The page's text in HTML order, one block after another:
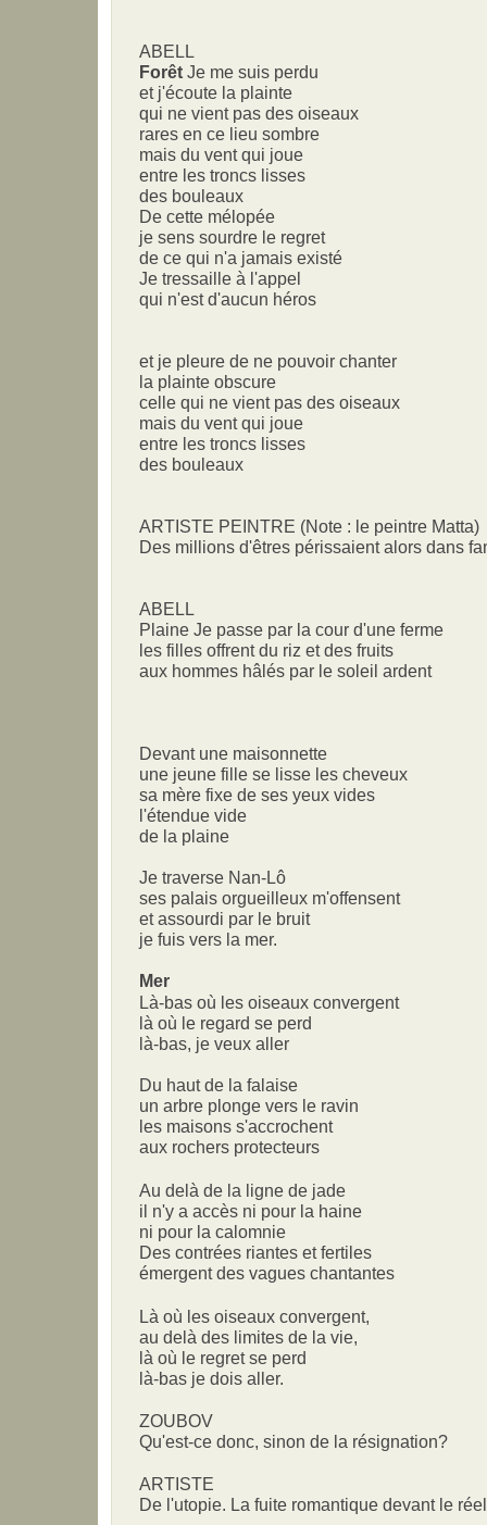
ABELL
Forêt Je me suis perdu
et j'écoute la plainte
qui ne vient pas des oiseaux
rares en ce lieu sombre
mais du vent qui joue
entre les troncs lisses
des bouleaux
De cette mélopée
je sens sourdre le regret
de ce qui n'a jamais existé
Je tressaille à l'appel
qui n'est d'aucun héros
et je pleure de ne pouvoir chanter
la plainte obscure
celle qui ne vient pas des oiseaux
mais du vent qui joue
entre les troncs lisses
des bouleaux
ARTISTE PEINTRE (Note : le peintre Matta)
Des millions d'êtres périssaient alors dans
ABELL
Plaine Je passe par la cour d'une ferme
les filles offrent du riz et des fruits
aux hommes hâlés par le soleil ardent
Devant une maisonnette
une jeune fille se lisse les cheveux
sa mère fixe de ses yeux vides
l'étendue vide
de la plaine
Je traverse Nan-Lô
ses palais orgueilleux m'offensent
et assourdi par le bruit
je fuis vers la mer.
Mer
Là-bas où les oiseaux convergent
là où le regard se perd
là-bas, je veux aller
Du haut de la falaise
un arbre plonge vers le ravin
les maisons s'accrochent
aux rochers protecteurs
Au delà de la ligne de jade
il n'y a accès ni pour la haine
ni pour la calomnie
Des contrées riantes et fertiles
émergent des vagues chantantes
Là où les oiseaux convergent,
au delà des limites de la vie,
là où le regret se perd
là-bas je dois aller.
ZOUBOV
Qu'est-ce donc, sinon de la résignation?
ARTISTE
De l'utopie. La fuite romantique devant le